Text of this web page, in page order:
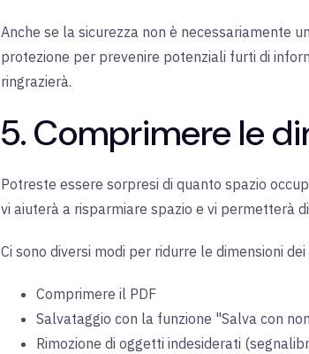
Anche se la sicurezza non è necessariamente
protezione per prevenire potenziali furti di
ringrazierà.
5. Comprimere le
Potreste essere sorpresi di quanto spazio
vi aiuterà a risparmiare spazio e vi permetterà
Ci sono diversi modi per ridurre le dimensioni
Comprimere il PDF
Salvataggio con la funzione "Salva con
Rimozione di oggetti indesiderati